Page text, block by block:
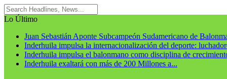
Lo Último
Juan Sebastián Aponte Subcampeón Sudamericano de
Inderhuila impulsa la internacionalización del deporte:
Inderhuila impulsa el balonmano como disciplina de
Inderhuila exaltará con más de 200 Millones a...